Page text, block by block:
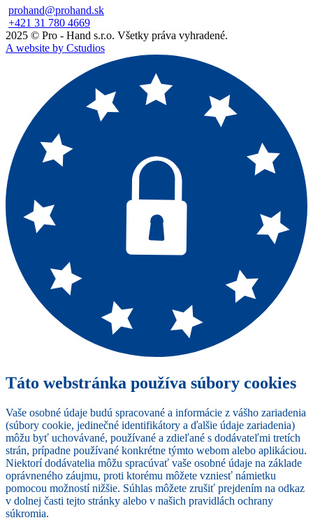
prohand@prohand.sk
+421 31 780 4669
2025 © Pro - Hand s.r.o. Všetky práva vyhradené.
A website by Cstudios
Táto webstránka používa súbory cookies
Vaše osobné údaje budú spracované a informácie z vášho zariadenia
(súbory cookie, jedinečné identifikátory a ďalšie údaje zariadenia)
môžu byť uchovávané, používané a zdieľané s dodávateľmi tretích
strán, prípadne používané konkrétne týmto webom alebo aplikáciou.
Niektorí dodávatelia môžu spracúvať vaše osobné údaje na základe
oprávneného záujmu, proti ktorému môžete vzniesť námietku
pomocou možností nižšie. Súhlas môžete zrušiť prejdením na odkaz
v dolnej časti tejto stránky alebo v našich pravidlách ochrany
súkromia.